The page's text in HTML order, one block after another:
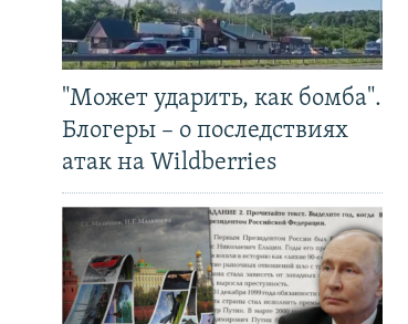
"Может ударить, как бомба".
Блогеры – о последствиях
атак на Wildberries